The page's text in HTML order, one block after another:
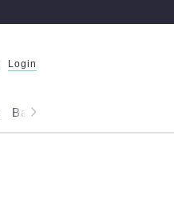
Login
Bayern